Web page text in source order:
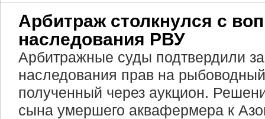
Арбитраж столкнулся с
наследования РВУ
Арбитражные суды подтвердили
наследования прав на
полученный через аукцион.
сына умершего аквафермера к